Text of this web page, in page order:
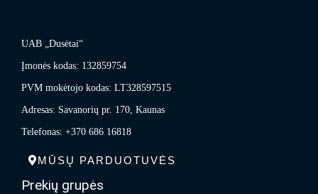
UAB „Dusėtai“
Įmonės kodas: 132859754
PVM mokėtojo kodas: LT328597515
Adresas: Savanorių pr. 170, Kaunas
Telefonas: +370 686 16818
MŪSŲ PARDUOTUVĖS
Prekių grupės